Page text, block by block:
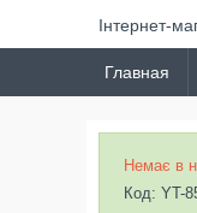
Інтернет-
Главная
Немає в
Код: YT-